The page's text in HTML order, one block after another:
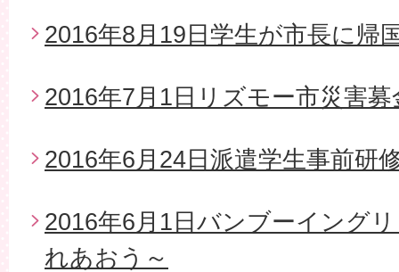
2016年8月19日学生が市長に帰
2016年7月1日リズモー市災害
2016年6月24日派遣学生事前研
2016年6月1日バンブーイング
れあおう～